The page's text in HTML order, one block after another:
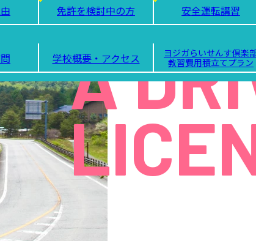
免許を検討中の方 安全運転講習
学校概要・アクセス ヨジガらいせんす倶楽
教習費用積立てプラン
A